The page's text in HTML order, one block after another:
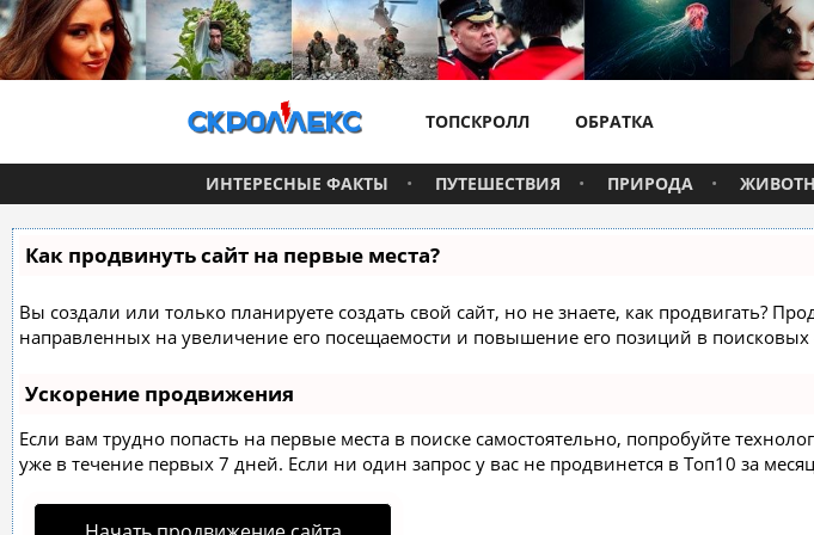
ТОПСКРОЛЛ ОБРАТКА
ИНТЕРЕСНЫЕ ФАКТЫ ПУТЕШЕСТВИЯ ПРИРОДА
Как продвинуть сайт на первые места?
Вы создали или только планируете создать свой сайт, но не знаете, как продвигать?
направленных на увеличение его посещаемости и повышение его позиций в поисковых
Ускорение продвижения
Если вам трудно попасть на первые места в поиске самостоятельно, попробуйте
уже в течение первых 7 дней. Если ни один запрос у вас не продвинется в Топ10 за